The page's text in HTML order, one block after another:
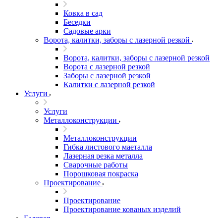
Ковка в сад
Беседки
Садовые арки
Ворота, калитки, заборы с лазерной резкой
Ворота, калитки, заборы с лазерной резкой
Ворота с лазерной резкой
Заборы с лазерной резкой
Калитки с лазерной резкой
Услуги
Услуги
Металлоконструкции
Металлоконструкции
Гибка листового маеталла
Лазерная резка металла
Сварочные работы
Порошковая покраска
Проектирование
Проектирование
Проектирование кованых изделий